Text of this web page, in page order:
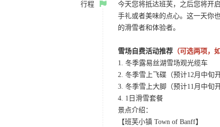
行程
今天您将抵达班芙，之后您将开
手礼或者美味的点心。这一天你
的滑雪者和体验者。
雪场自费活动推荐 （可选两项，
1. 冬季露易丝湖雪场观光缆车
2. 冬季雪上飞碟（预计12月中旬
3. 冬季雪上大脚（预计11月中旬
4. 1日滑雪套餐
景点介绍：
【班芙小镇 Town of Banff】